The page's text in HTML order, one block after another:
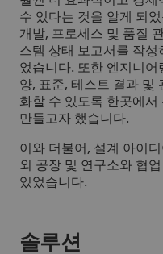
수 있다는 것을 알게 되
개발, 프로세스 및 품질
스템 상태 보고서를 작성
었습니다. 또한 엔지니
양, 표준, 테스트 결과 및
화할 수 있도록 한곳에
만들고자 했습니다.
이와 더불어, 설계 아이
외 공장 및 연구소와 협
있었습니다.
솔루션